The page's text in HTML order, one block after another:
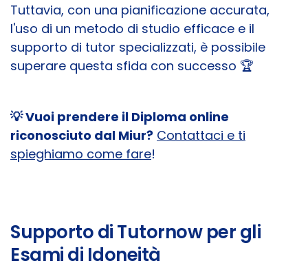
Tuttavia, con una pianificazione accurata,
l'uso di un metodo di studio efficace e il
supporto di tutor specializzati, è possibile
superare questa sfida con successo 🏆
💡 Vuoi prendere il Diploma online
riconosciuto dal Miur? Contattaci e ti
spieghiamo come fare!
Supporto di Tutornow per gli
Esami di Idoneità